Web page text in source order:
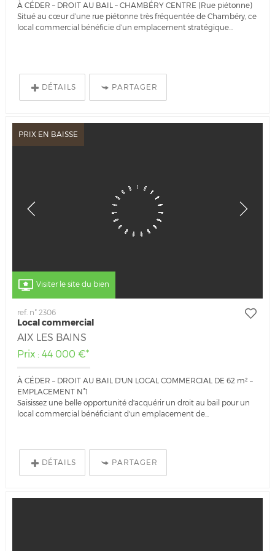
À CÉDER – DROIT AU BAIL – CHAMBÉRY CENTRE (Rue piétonne)
Situé au cœur d’une rue piétonne très fréquentée de Chambéry, ce
local commercial bénéficie d’un emplacement stratégique...
DÉTAILS PARTAGER
Visiter le site du bien
PRIX EN BAISSE
ref. n° 2306
Local commercial
AIX LES BAINS
Prix : 44 000 €*
À CÉDER – DROIT AU BAIL D'UN LOCAL COMMERCIAL DE 62 m² –
EMPLACEMENT N°1
Saisissez une belle opportunité d'acquérir un droit au bail pour un
local commercial bénéficiant d'un emplacement de...
DÉTAILS PARTAGER